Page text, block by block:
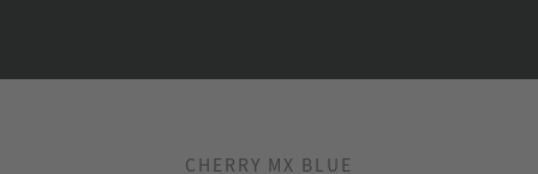
CHERRY MX BLUE